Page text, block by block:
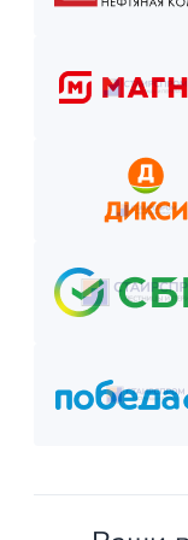
Оставьте
Получите
Выберите
Оплатите